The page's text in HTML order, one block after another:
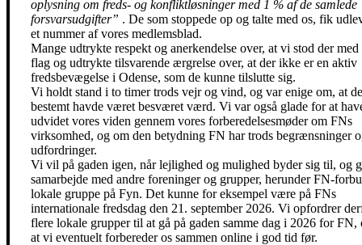
oplysning om freds- og konfliktløsninger med 1 % af de samlede
forsvarsudgifter” . De som stoppede op og talte med os, fik
et nummer af vores medlemsblad.
Mange udtrykte respekt og anerkendelse over, at vi stod der
flag og udtrykte tilsvarende ærgrelse over, at der ikke er en aktiv
fredsbevægelse i Odense, som de kunne tilslutte sig.
Vi holdt stand i to timer trods vejr og vind, og var enige om, at
bestemt havde været besværet værd. Vi var også glade for at
udvidet vores viden gennem vores forberedelsesmøder om FNs
virksomhed, og om den betydning FN har trods begrænsninger
udfordringer.
Vi vil på gaden igen, når lejlighed og mulighed byder sig til, og
samarbejde med andre foreninger og grupper, herunder FN-
lokale gruppe på Fyn. Det kunne for eksempel være på FNs
internationale fredsdag den 21. september 2026. Vi opfordrer
flere lokale grupper til at gå på gaden samme dag i 2026 for FN,
at vi eventuelt forbereder os sammen online i god tid før.